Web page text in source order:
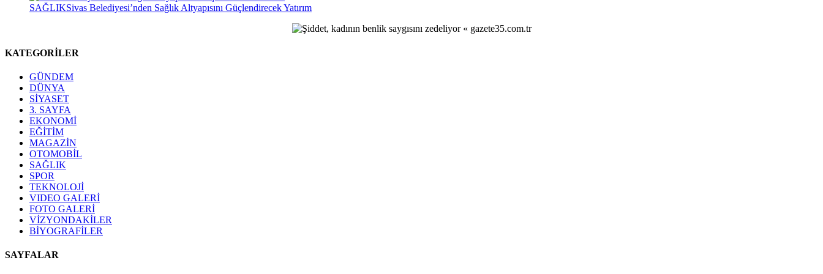
SAĞLIKSivas Belediyesi’nden Sağlık Altyapısını Güçlendirecek Yatırım
KATEGORİLER
GÜNDEM
DÜNYA
SİYASET
3. SAYFA
EKONOMİ
EĞİTİM
MAGAZİN
OTOMOBİL
SAĞLIK
SPOR
TEKNOLOJİ
VIDEO GALERİ
FOTO GALERİ
VİZYONDAKİLER
BİYOGRAFİLER
SAYFALAR